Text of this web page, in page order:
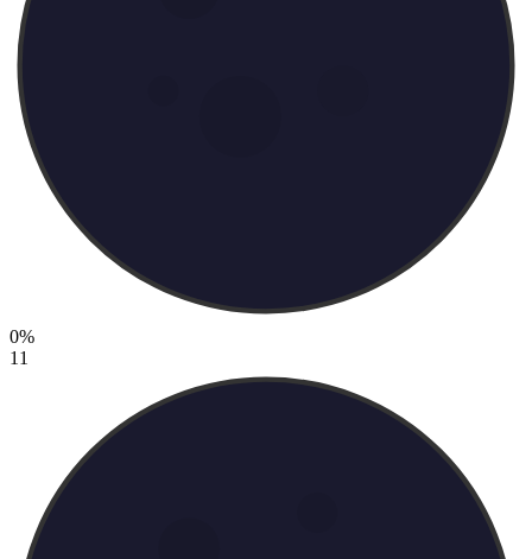
0%
11